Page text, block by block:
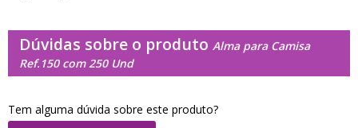
Dúvidas sobre o produto Alma para Camisa
Ref.150 com 250 Und
Tem alguma dúvida sobre este produto?